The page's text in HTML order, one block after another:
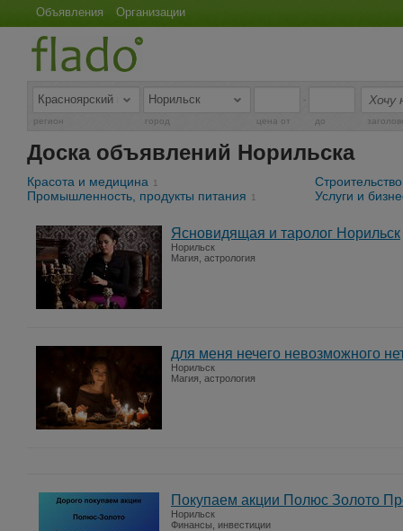
Объявления Организации
-
регион город цена от до
Доска объявлений Норильска
Красота и медицина 1
Промышленность, продукты питания 1
Услуги и
Ясновидящая и таролог Норильск
Норильск
Магия, астрология
для меня нечего невозможного
Норильск
Магия, астрология
Покупаем акции Полюс Золото
Норильск
Финансы, инвестиции